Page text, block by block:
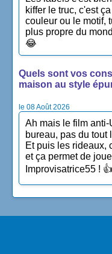
kiffer le truc, c'est
couleur ou le motif,
plus propre du
😂
Quels sont vos
maison au style
le 08 Août 2026
Ah mais le film anti-
bureau, pas du tout
Et puis les rideaux,
et ça permet de
Improvisatrice55 ! 👍